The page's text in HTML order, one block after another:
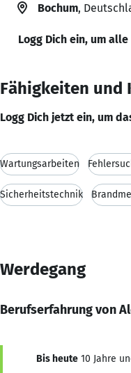
Bochum,
Logg Dich ein, um
Fähigkeiten und
Logg Dich jetzt ein, um
Wartungsarbeiten
Sicherheitstechnik
Werdegang
Berufserfahrung von
Bis heute 10 Jahre